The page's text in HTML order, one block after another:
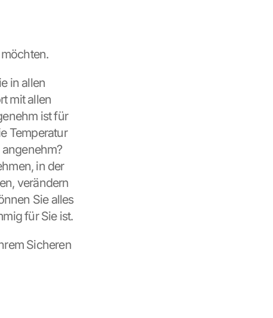
in allen
mit allen
ist für
Temperatur
in der
verändern
Sie alles
für Sie ist.
Sicheren